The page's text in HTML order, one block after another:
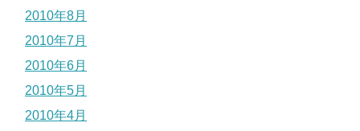
2010年8月
2010年7月
2010年6月
2010年5月
2010年4月